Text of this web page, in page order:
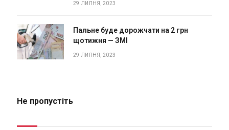
29 ЛИПНЯ, 2023
Пальне буде дорожчати на 2 грн
щотижня — ЗМІ
29 ЛИПНЯ, 2023
Не пропустіть